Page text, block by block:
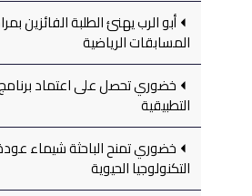
أبو الرب يهنئ الطلبة الفائزين
المسابقات الرياضية
خضوري تحصل على اعتماد
التطبيقية
خضوري تمنح الباحثة شيماء
التكنولوجيا الحيوية